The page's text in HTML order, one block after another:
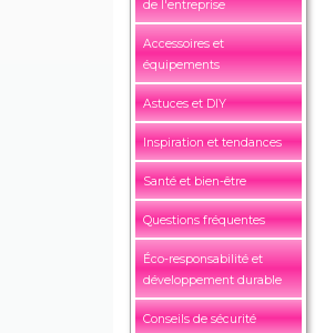
de l'entreprise
Accessoires et
équipements
Astuces et DIY
Inspiration et tendances
Santé et bien-être
Questions fréquentes
Éco-responsabilité et
développement durable
Conseils de sécurité